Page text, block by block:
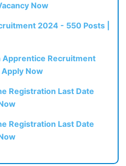
Now
2024 - 550 Posts |
Apprentice Recruitment
Now
Registration Last Date
Registration Last Date